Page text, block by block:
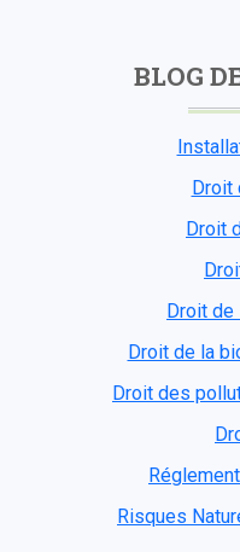
BLOG
Droit
Droit
Droit de
Droit de la
Droit des
Risques